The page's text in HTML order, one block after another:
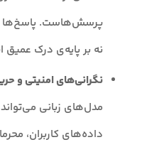
پرسش‌هاست. پاسخ‌ها
نه بر پایه‌ی درک عمیق
نگرانی‌های امنیتی و
مدل‌های زبانی
داده‌های کاربران،